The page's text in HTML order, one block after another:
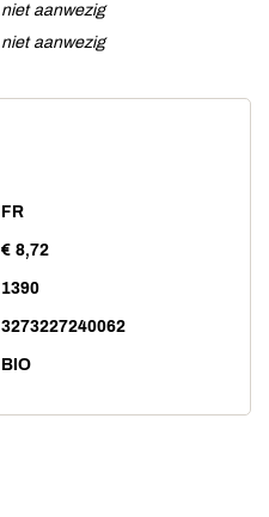
niet aanwezig
niet aanwezig
FR
€ 8,72
1390
3273227240062
BIO